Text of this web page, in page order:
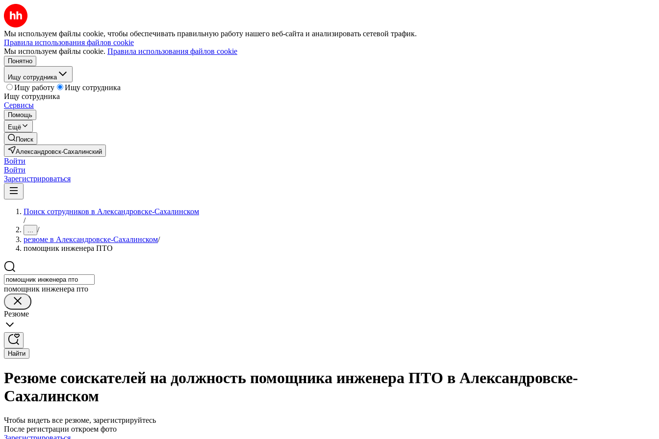
Мы используем файлы cookie, чтобы обеспечивать правильную работу нашего веб-сайта и анализировать сетевой трафик.
Правила использования файлов cookie
Мы используем файлы cookie. Правила использования файлов cookie
Понятно
Ищу сотрудника
Ищу работу
Ищу сотрудника
Ищу сотрудника
Сервисы
Помощь
Ещё
Поиск
Александровск-Сахалинский
Войти
Войти
Зарегистрироваться
Поиск сотрудников в Александровске-Сахалинском
/
... /
резюме в Александровске-Сахалинском/
помощник инженера ПТО
помощник инженера пто
Резюме
Найти
Резюме соискателей на должность помощника инженера ПТО в Александровске-
Сахалинском
Чтобы видеть все резюме, зарегистрируйтесь
После регистрации откроем фото